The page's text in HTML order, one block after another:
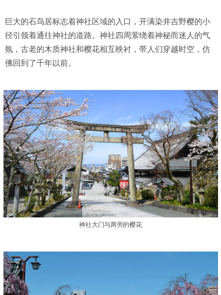
巨大的石鸟居标志着神社区域的入口，开满染井吉野樱的小
径引领着通往神社的道路。神社四周萦绕着神秘而迷人的气
氛，古老的木质神社和樱花相互映衬，带人们穿越时空，仿
佛回到了千年以前。
神社大门与两旁的樱花